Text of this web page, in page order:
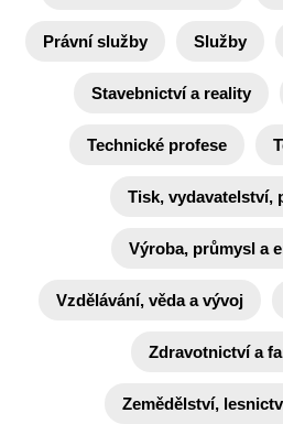
Právní služby Služby
Stavebnictví a reality
Technické profese
Tisk, vydavatelství,
Výroba, průmysl a
Vzdělávání, věda a vývoj
Zdravotnictví a
Zemědělství,